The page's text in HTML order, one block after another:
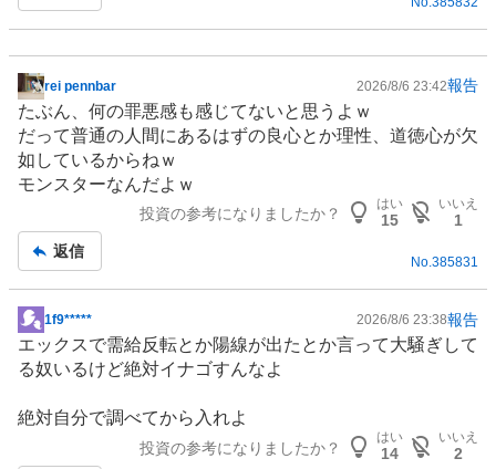
事
掲
示
板
記
事
rei pennbar 2026/8/6 23:42報告
たぶん、何の罪悪感も感じてないと思うよｗ
だって普通の人間にあるはずの良心とか理性、道徳心が欠
如しているからねｗ
モンスターなんだよｗ
投資の参考になりましたか？
はい
15
いいえ
1
返信
No.385831
掲
示
板
事
1f9***** 2026/8/6 23:38報告
エックスで需給反転とか陽線が出たとか言って大騒ぎして
る奴いるけど絶対イナゴすんなよ
絶対自分で調べてから入れよ
投資の参考になりましたか？
はい
14
いいえ
2